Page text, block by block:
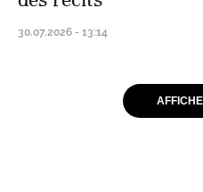
30.07.2026 - 13:14